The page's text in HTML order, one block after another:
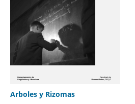
Arboles y Rizomas